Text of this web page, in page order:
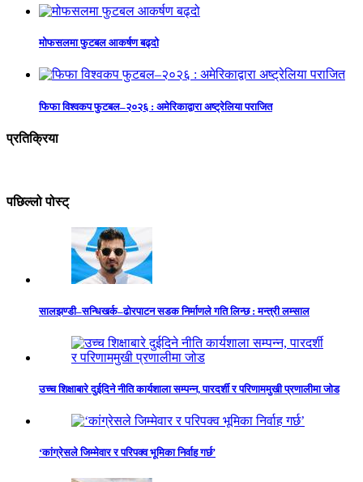
मोफसलमा फुटबल आकर्षण बढ्दो
फिफा विश्वकप फुटबल–२०२६ : अमेरिकाद्वारा अष्ट्रेलिया पराजित
प्रतिक्रिया
पछिल्लो पोस्ट्
सालझण्डी–सन्धिखर्क–ढोरपाटन सडक निर्माणले गति लिन्छ : मन्त्री लम्साल
उच्च शिक्षाबारे दुईदिने नीति कार्यशाला सम्पन्न, पारदर्शी र परिणाममुखी प्रणालीमा जोड
‘कांग्रेसले जिम्मेवार र परिपक्व भूमिका निर्वाह गर्छ’